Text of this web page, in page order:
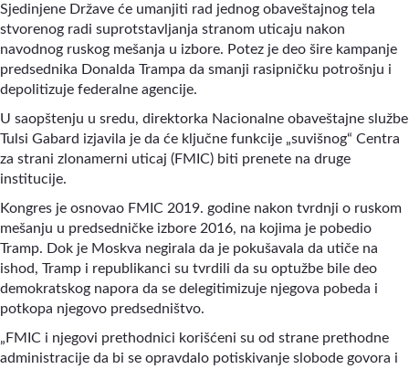
Sjedinjene Države će umanjiti rad jednog obaveštajnog tela
stvorenog radi suprotstavljanja stranom uticaju nakon
navodnog ruskog mešanja u izbore. Potez je deo šire kampanje
predsednika Donalda Trampa da smanji rasipničku potrošnju i
depolitizuje federalne agencije.
U saopštenju u sredu, direktorka Nacionalne obaveštajne službe
Tulsi Gabard izjavila je da će ključne funkcije „suvišnog“ Centra
za strani zlonamerni uticaj (FMIC) biti prenete na druge
institucije.
Kongres je osnovao FMIC 2019. godine nakon tvrdnji o ruskom
mešanju u predsedničke izbore 2016, na kojima je pobedio
Tramp. Dok je Moskva negirala da je pokušavala da utiče na
ishod, Tramp i republikanci su tvrdili da su optužbe bile deo
demokratskog napora da se delegitimizuje njegova pobeda i
potkopa njegovo predsedništvo.
„FMIC i njegovi prethodnici korišćeni su od strane prethodne
administracije da bi se opravdalo potiskivanje slobode govora i